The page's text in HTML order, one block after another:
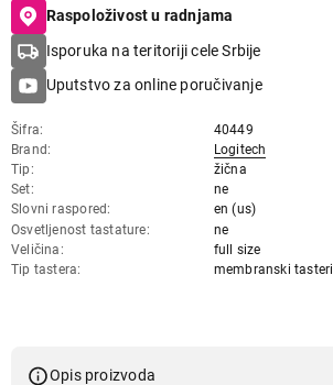
Raspoloživost u radnjama
Isporuka na teritoriji cele Srbije
Uputstvo za online poručivanje
Šifra
40449
Brand
Logitech
Tip
žična
Set
ne
Slovni raspored
en (us)
Osvetljenost tastature
ne
Veličina
full size
Tip tastera
membranski tasteri
Opis proizvoda